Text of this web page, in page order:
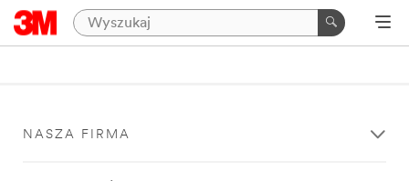
NASZA FIRMA